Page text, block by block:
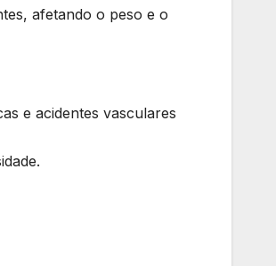
afetando o peso e o
e acidentes vasculares